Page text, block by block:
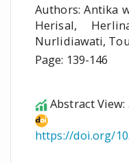
Authors: Antika
Herisal,
Nurlidiawati,
Page: 139-146
Abstract View:
https://doi.org/